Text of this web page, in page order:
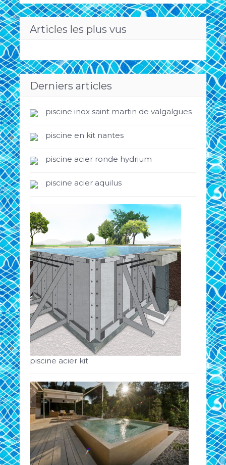
Articles les plus vus
Derniers articles
piscine inox saint martin de valgalgues
piscine en kit nantes
piscine acier ronde hydrium
piscine acier aquilus
piscine acier kit